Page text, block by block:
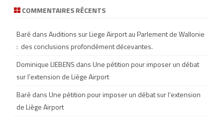
COMMENTAIRES RÉCENTS
Baré dansAuditions sur Liege Airport au Parlement de Wallonie
: des conclusions profondément décevantes.
Dominique LIEBENS dansUne pétition pour imposer un débat
sur l’extension de Liège Airport
Baré dansUne pétition pour imposer un débat sur l’extension
de Liège Airport